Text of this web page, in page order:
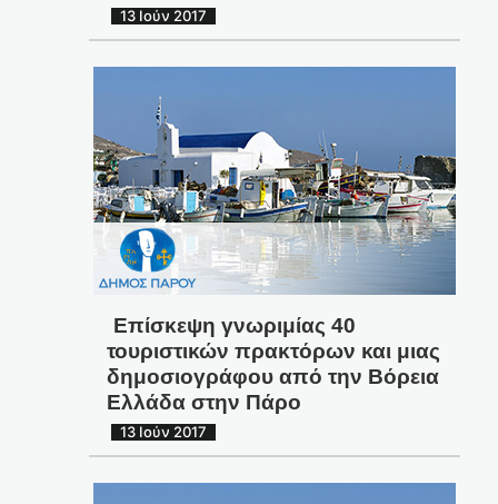
13 Ιούν 2017
Επίσκεψη γνωριμίας 40
τουριστικών πρακτόρων και μιας
δημοσιογράφου από την Βόρεια
Ελλάδα στην Πάρο
13 Ιούν 2017